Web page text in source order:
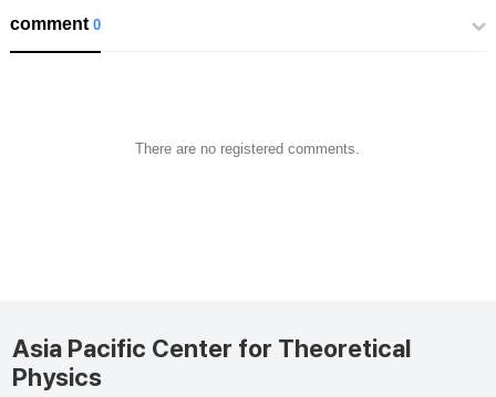
comment0
There are no registered comments.
Asia Pacific Center for Theoretical
Physics